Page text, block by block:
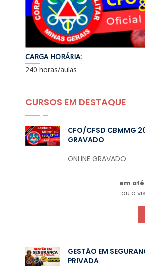
CARGA HORÁRIA:
240 horas/aulas
CURSOS EM DESTAQUE
CFO/CFSD CBMMG
GRAVADO
ONLINE GRAVADO
em até
ou à
GESTÃO EM
PRIVADA